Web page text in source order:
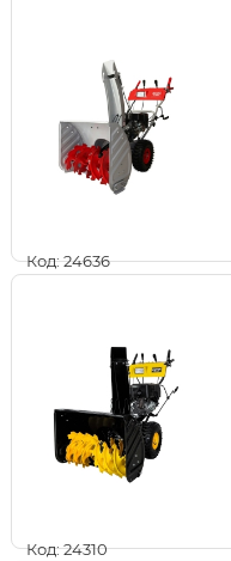
Код: 24636
Код: 24310